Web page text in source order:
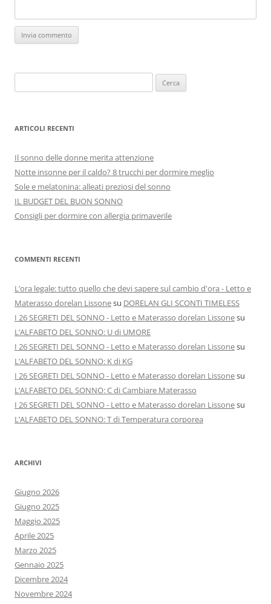
per:
ARTICOLI RECENTI
Il sonno delle donne merita attenzione
Notte insonne per il caldo? 8 trucchi per dormire meglio
Sole e melatonina: alleati preziosi del sonno
IL BUDGET DEL BUON SONNO
Consigli per dormire con allergia primaverile
COMMENTI RECENTI
L’ora legale: tutto quello che devi sapere sul cambio d'ora - Letto e
Materasso dorelan Lissonesu DORELAN GLI SCONTI TIMELESS
I 26 SEGRETI DEL SONNO - Letto e Materasso dorelan Lissonesu
L’ALFABETO DEL SONNO: U di UMORE
I 26 SEGRETI DEL SONNO - Letto e Materasso dorelan Lissonesu
L’ALFABETO DEL SONNO: K di KG
I 26 SEGRETI DEL SONNO - Letto e Materasso dorelan Lissonesu
L’ALFABETO DEL SONNO: C di Cambiare Materasso
I 26 SEGRETI DEL SONNO - Letto e Materasso dorelan Lissonesu
L’ALFABETO DEL SONNO: T di Temperatura corporea
ARCHIVI
Giugno 2026
Giugno 2025
Maggio 2025
Aprile 2025
Marzo 2025
Gennaio 2025
Dicembre 2024
Novembre 2024